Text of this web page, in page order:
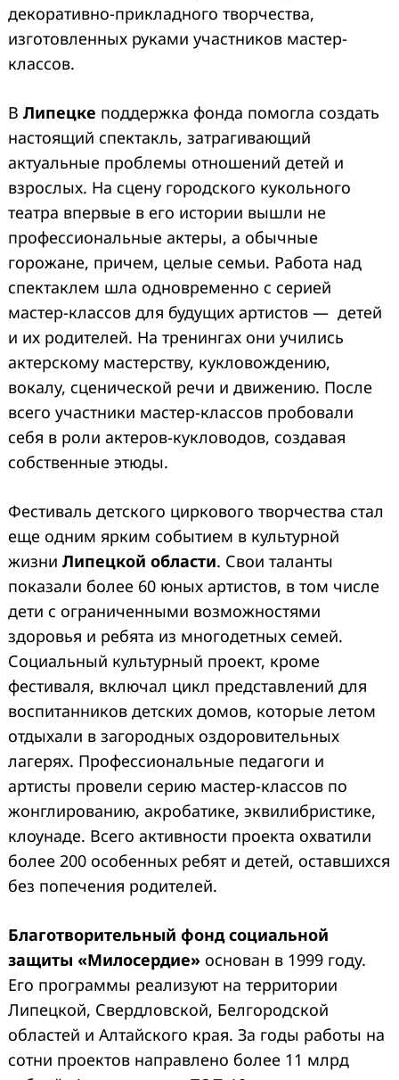
декоративно-прикладного творчества,
изготовленных руками участников мастер-
классов.
В Липецке поддержка фонда помогла создать
настоящий спектакль, затрагивающий
актуальные проблемы отношений детей и
взрослых. На сцену городского кукольного
театра впервые в его истории вышли не
профессиональные актеры, а обычные
горожане, причем, целые семьи. Работа над
спектаклем шла одновременно с серией
мастер-классов для будущих артистов — детей
и их родителей. На тренингах они учились
актерскому мастерству, кукловождению,
вокалу, сценической речи и движению. После
всего участники мастер-классов пробовали
себя в роли актеров-кукловодов, создавая
собственные этюды.
Фестиваль детского циркового творчества стал
еще одним ярким событием в культурной
жизни Липецкой области. Свои таланты
показали более 60 юных артистов, в том числе
дети с ограниченными возможностями
здоровья и ребята из многодетных семей.
Социальный культурный проект, кроме
фестиваля, включал цикл представлений для
воспитанников детских домов, которые летом
отдыхали в загородных оздоровительных
лагерях. Профессиональные педагоги и
артисты провели серию мастер-классов по
жонглированию, акробатике, эквилибристике,
клоунаде. Всего активности проекта охватили
более 200 особенных ребят и детей, оставшихся
без попечения родителей.
Благотворительный фонд социальной
защиты «Милосердие» основан в 1999 году.
Его программы реализуют на территории
Липецкой, Свердловской, Белгородской
областей и Алтайского края. За годы работы на
сотни проектов направлено более 11 млрд